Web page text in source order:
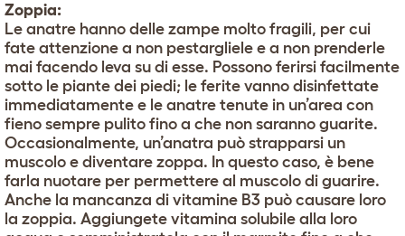
Zoppia:
Le anatre hanno delle zampe molto fragili, per cui
fate attenzione a non pestargliele e a non prenderle
mai facendo leva su di esse. Possono ferirsi facilmente
sotto le piante dei piedi; le ferite vanno disinfettate
immediatamente e le anatre tenute in un’area con
fieno sempre pulito fino a che non saranno guarite.
Occasionalmente, un’anatra può strapparsi un
muscolo e diventare zoppa. In questo caso, è bene
farla nuotare per permettere al muscolo di guarire.
Anche la mancanza di vitamine B3 può causare loro
la zoppia. Aggiungete vitamina solubile alla loro